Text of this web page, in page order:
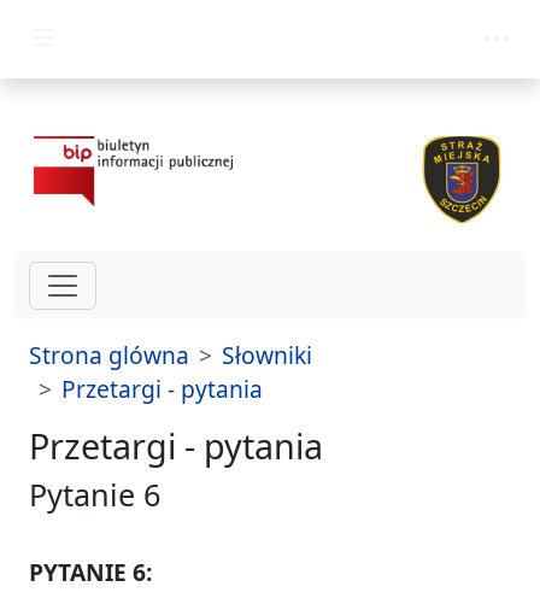
Strona glówna
Słowniki
Przetargi - pytania
Przetargi - pytania
Pytanie 6
PYTANIE 6: